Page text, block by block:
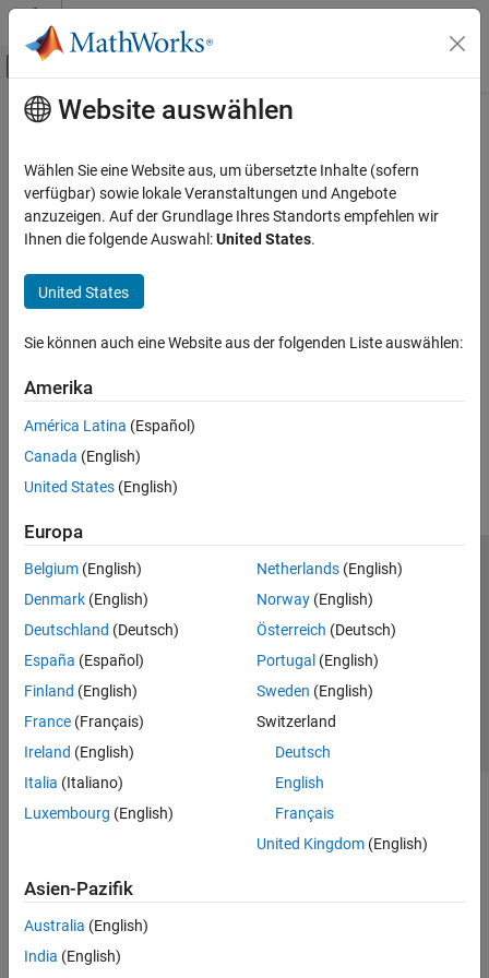
Weiter zum Inhalt
Umschaltung für Off-Canvas-
Startseite der Dokumentation
Kategorie
AUTOSAR Blockset
C2000 Microcontroller Blockset
DDS Blockset
Deep Learning HDL Toolbox
DO Qualification Kit
Fixed-Point Designer
Grundlagen zu Festkomma und
Datentyp-Erkundung
Automatische Datentyp-Konvertierung
Embedded-Implementierung
Testen und Debuggen
GPU Coder
HDL Coder
HDL Verifier
IEC Certification Kit
MATLAB Coder
Simulink Code Inspector
Hauptinhalt
How useful was this information?
Website auswählen
Wählen Sie eine Website aus, um übersetzte Inhalte (sofern
verfügbar) sowie lokale Veranstaltungen und Angebote
anzuzeigen. Auf der Grundlage Ihres Standorts empfehlen wir
Ihnen die folgende Auswahl:United States.
United States
Sie können auch eine Website aus der folgenden Liste auswählen:
Amerika
América Latina (Español)
Canada (English)
United States (English)
Europa
Belgium (English)
Denmark (English)
Deutschland (Deutsch)
España (Español)
Finland (English)
France (Français)
Ireland (English)
Italia (Italiano)
Luxembourg (English)
Netherlands(English)
Norway(English)
Österreich (Deutsch)
Portugal (English)
Sweden (English)
Switzerland
Deutsch
English
Français
United Kingdom(English)
Asien-Pazifik
Australia (English)
India (English)
Trust Center
Datenschutz-Richtlinien
Datendiebstahl verhindern
Status von Anwendungen
© 1994-2026 The MathWorks, Inc.
Website auswählen
Deutschland